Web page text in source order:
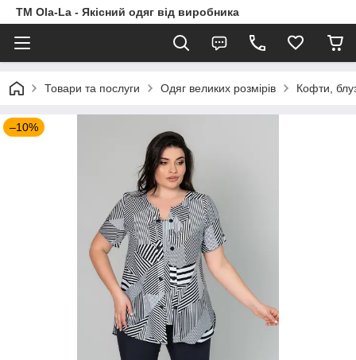
TM Ola-La - Якісний одяг від виробника
Товари та послуги Одяг великих розмірів Кофти,
–10%